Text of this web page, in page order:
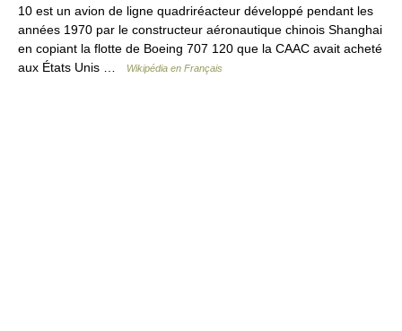
10 est un avion de ligne quadriréacteur développé pendant les
années 1970 par le constructeur aéronautique chinois Shanghai
en copiant la flotte de Boeing 707 120 que la CAAC avait acheté
aux États Unis …
Wikipédia en Français